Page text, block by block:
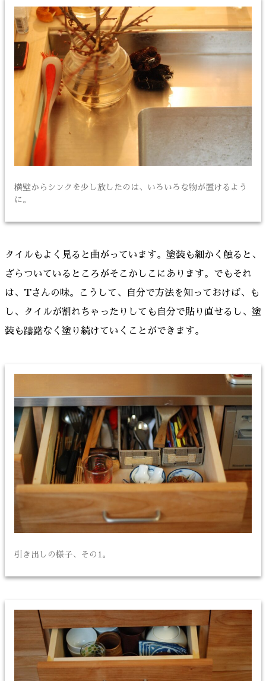
横壁からシンクを少し放したのは、いろいろな物が置けるよう
に。
タイルもよく見ると曲がっています。塗装も細かく触ると、
ざらついているところがそこかしこにあります。でもそれ
は、Tさんの味。こうして、自分で方法を知っておけば、も
し、タイルが割れちゃったりしても自分で貼り直せるし、塗
装も躊躇なく塗り続けていくことができます。
引き出しの様子、その1。